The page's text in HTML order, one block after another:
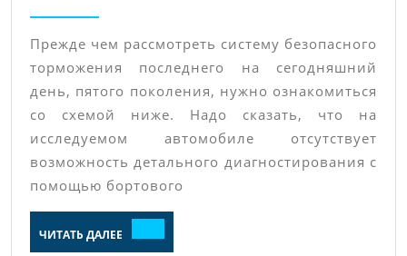
5
на
автомобиле
Volvo
FMX
Прежде чем рассмотреть систему безопасного
торможения последнего на сегодняшний
день, пятого поколения, нужно ознакомиться
со схемой ниже. Надо сказать, что на
исследуемом автомобиле отсутствует
возможность детального диагностирования с
помощью бортового
ЧИТАТЬ ДАЛЕЕ ДАЛЕЕ